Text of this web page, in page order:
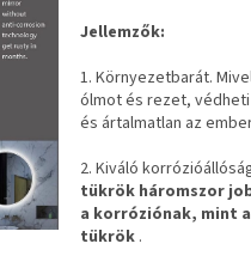
Jellemzők:
1. Környezetbarát.
ólmot és rezet,
és ártalmatlan az
2. Kiváló
tükrök háromszor
a korróziónak, mint
tükrök .